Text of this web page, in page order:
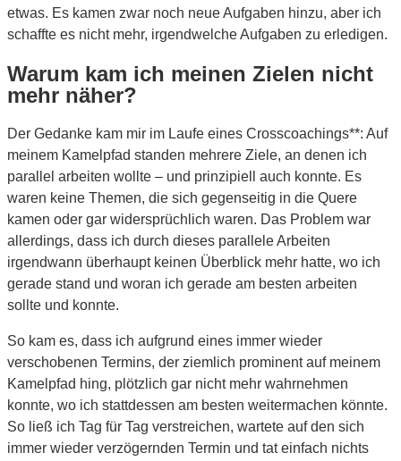
etwas. Es kamen zwar noch neue Aufgaben hinzu, aber ich
schaffte es nicht mehr, irgendwelche Aufgaben zu erledigen.
Warum kam ich meinen Zielen nicht
mehr näher?
Der Gedanke kam mir im Laufe eines Crosscoachings**: Auf
meinem Kamelpfad standen mehrere Ziele, an denen ich
parallel arbeiten wollte – und prinzipiell auch konnte. Es
waren keine Themen, die sich gegenseitig in die Quere
kamen oder gar widersprüchlich waren. Das Problem war
allerdings, dass ich durch dieses parallele Arbeiten
irgendwann überhaupt keinen Überblick mehr hatte, wo ich
gerade stand und woran ich gerade am besten arbeiten
sollte und konnte.
So kam es, dass ich aufgrund eines immer wieder
verschobenen Termins, der ziemlich prominent auf meinem
Kamelpfad hing, plötzlich gar nicht mehr wahrnehmen
konnte, wo ich stattdessen am besten weitermachen könnte.
So ließ ich Tag für Tag verstreichen, wartete auf den sich
immer wieder verzögernden Termin und tat einfach nichts